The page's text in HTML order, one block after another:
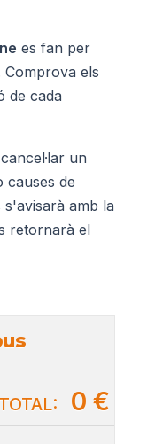
es fan per
Comprova els
de cada
un
causes de
amb la
retornarà el
TOTAL: 0 €